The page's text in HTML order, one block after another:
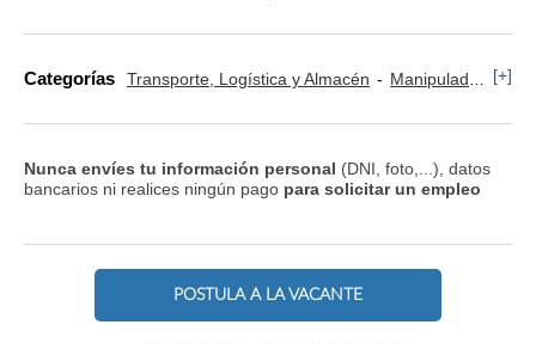
Categorías Transporte, Logística y Almacén Manipulador y Operario de Montaje [+]
Nunca envíes tu información personal (DNI, foto,...), datos
bancarios ni realices ningún pago para solicitar un empleo
POSTULA A LA VACANTE